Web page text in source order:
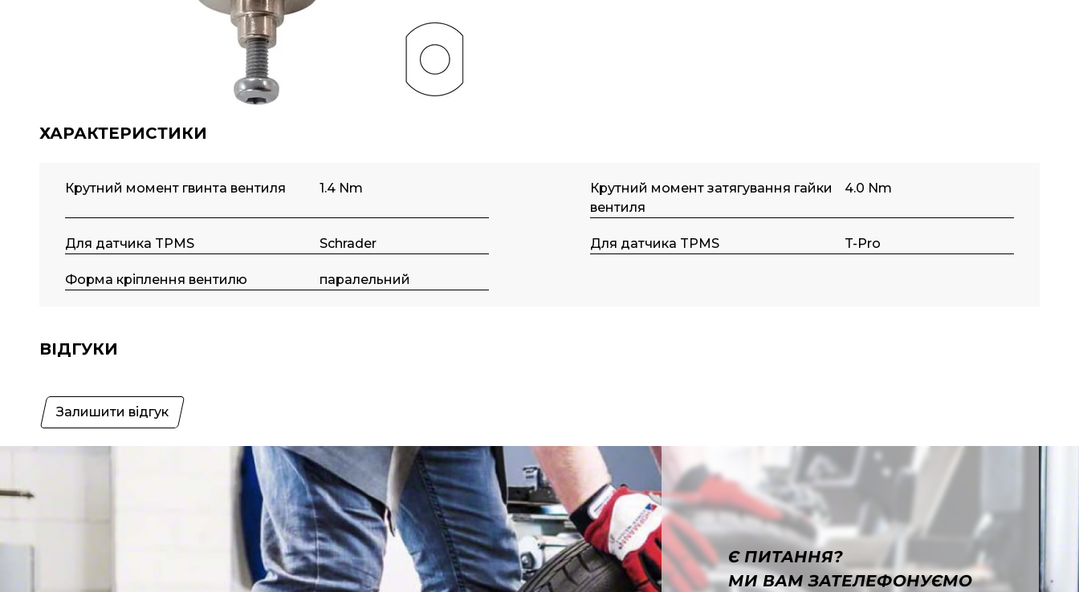
ХАРАКТЕРИСТИКИ
Крутний момент гвинта вентиля 1.4 Nm
Крутний момент затягування гайки
вентиля
4.0 Nm
Для датчика TPMS Schrader Для датчика TPMS T-Pro
Форма кріплення вентилю паралельний
ВІДГУКИ
Залишити відгук
Є ПИТАННЯ?
МИ ВАМ ЗАТЕЛЕФОНУЄМО